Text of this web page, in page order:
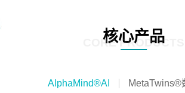
核心产品
CORE PRODUCTS
AlphaMind®AI MetaTwins®